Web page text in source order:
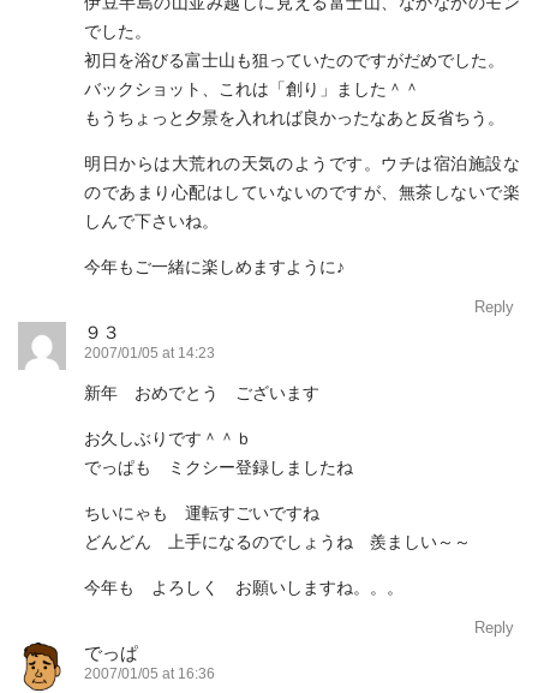
でした。
初日を浴びる富士山も狙っていたのですがだめでした。
バックショット、これは「創り」ました＾＾
もうちょっと夕景を入れれば良かったなあと反省ちう。
明日からは大荒れの天気のようです。ウチは宿泊施設な
のであまり心配はしていないのですが、無茶しないで楽
しんで下さいね。
今年もご一緒に楽しめますように♪
Reply
９３
2007/01/05 at 14:23
新年 おめでとう ございます
お久しぶりです＾＾ｂ
でっぱも ミクシー登録しましたね
ちいにゃも 運転すごいですね
どんどん 上手になるのでしょうね 羨ましい～～
今年も よろしく お願いしますね。。。
Reply
でっぱ
2007/01/05 at 16:36